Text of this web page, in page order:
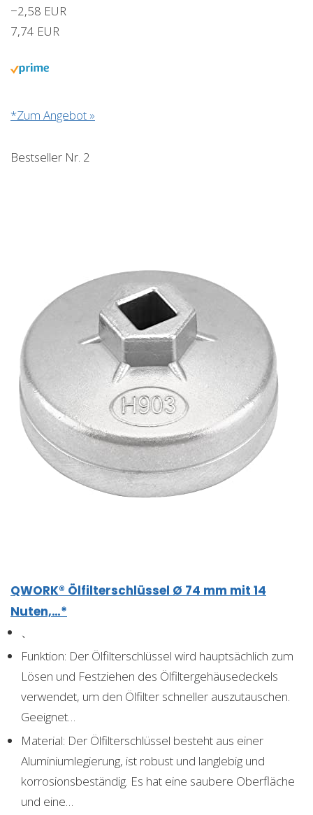
−2,58 EUR
7,74 EUR
*Zum Angebot »
Bestseller Nr. 2
QWORK® Ölfilterschlüssel Ø 74 mm mit 14
Nuten,…*
、
Funktion: Der Ölfilterschlüssel wird hauptsächlich zum
Lösen und Festziehen des Ölfiltergehäusedeckels
verwendet, um den Ölfilter schneller auszutauschen.
Geeignet…
Material: Der Ölfilterschlüssel besteht aus einer
Aluminiumlegierung, ist robust und langlebig und
korrosionsbeständig. Es hat eine saubere Oberfläche
und eine…